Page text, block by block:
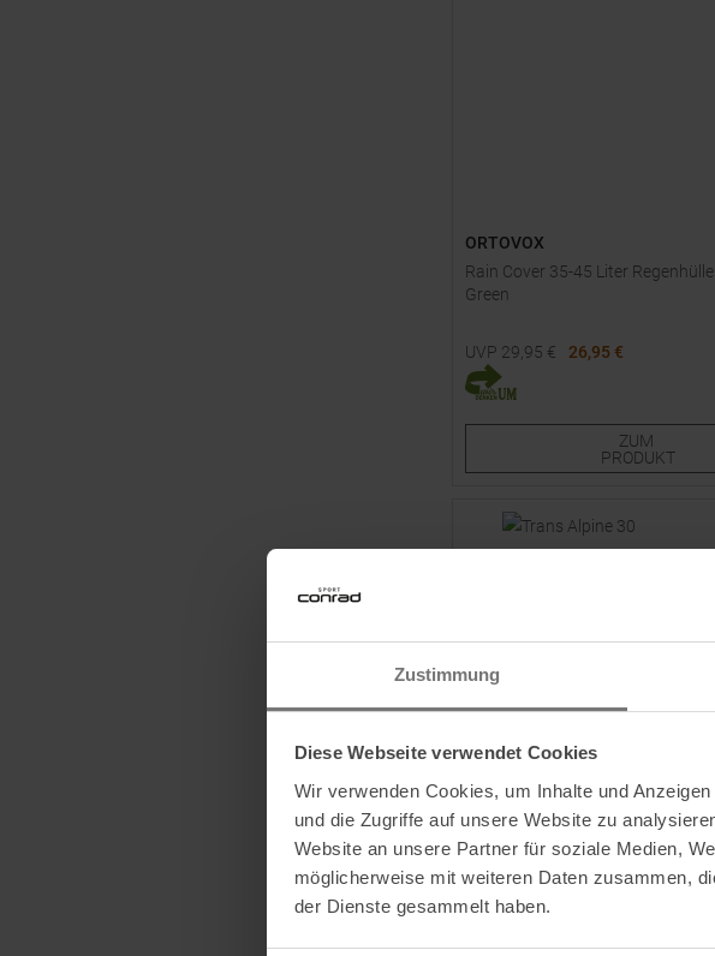
Zustimmung
Diese Webseite verwendet Cookies
Wir verwenden Cookies, um Inhalte und
und die Zugriffe auf unsere Website zu
Website an unsere Partner für soziale Medien,
möglicherweise mit weiteren Daten zusammen,
der Dienste gesammelt haben.
ORTOVOX
Rain Cover 35-45 Liter
Green
UVP 29,95 €
26,95 €
Verfügbare Größen:
ZUM
PRODUKT
DEUTER
Trans Alpine 30 Fahrradrucksack